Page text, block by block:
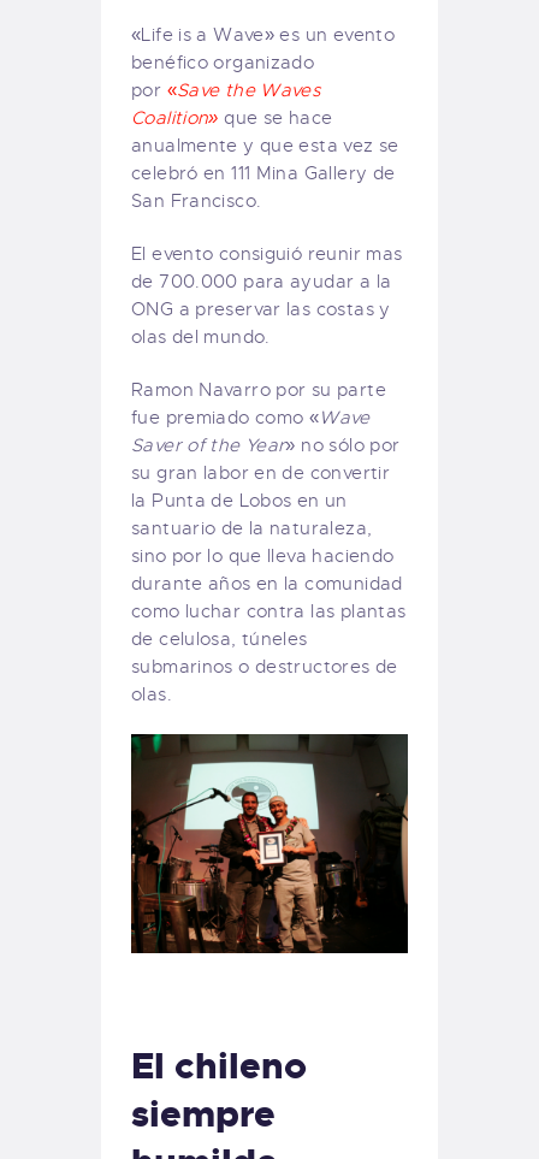
«Life is a Wave» es un evento
benéfico organizado
por «Save the Waves
Coalition» que se hace
anualmente y que esta vez se
celebró en 111 Mina Gallery de
San Francisco.
El evento consiguió reunir mas
de 700.000 para ayudar a la
ONG a preservar las costas y
olas del mundo.
Ramon Navarro por su parte
fue premiado como «Wave
Saver of the Year» no sólo por
su gran labor en de convertir
la Punta de Lobos en un
santuario de la naturaleza,
sino por lo que lleva haciendo
durante años en la comunidad
como luchar contra las plantas
de celulosa, túneles
submarinos o destructores de
olas.
El chileno
siempre